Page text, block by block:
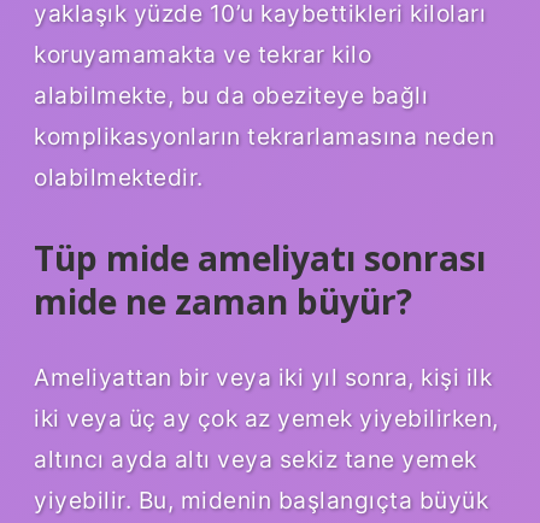
yaklaşık yüzde 10’u kaybettikleri kiloları
koruyamamakta ve tekrar kilo
alabilmekte, bu da obeziteye bağlı
komplikasyonların tekrarlamasına neden
olabilmektedir.
Tüp mide ameliyatı sonrası
mide ne zaman büyür?
Ameliyattan bir veya iki yıl sonra, kişi ilk
iki veya üç ay çok az yemek yiyebilirken,
altıncı ayda altı veya sekiz tane yemek
yiyebilir. Bu, midenin başlangıçta büyük